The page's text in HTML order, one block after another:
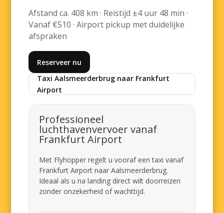
Afstand ca. 408 km · Reistijd ±4 uur 48 min ·
Vanaf €510 · Airport pickup met duidelijke
afspraken
Reserveer nu
Taxi Aalsmeerderbrug naar Frankfurt
Airport
Professioneel
luchthavenvervoer vanaf
Frankfurt Airport
Met Flyhopper regelt u vooraf een taxi vanaf
Frankfurt Airport naar Aalsmeerderbrug.
Ideaal als u na landing direct wilt doorreizen
zonder onzekerheid of wachttijd.